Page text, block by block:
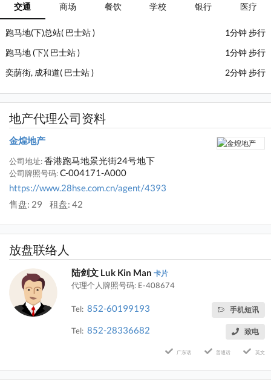
交通 商场 餐饮 学校 银行 医疗
跑马地(下)总站( 巴士站 )
1分钟 步行
跑马地 (下)( 巴士站 )
1分钟 步行
奕荫街, 成和道( 巴士站 )
2分钟 步行
地产代理公司资料
金煌地产
公司地址:香港跑马地景光街24号地下
公司牌照号码:C-004171-A000
https://www.28hse.com.cn/agent/4393
售盘: 29
租盘: 42
放盘联络人
陆剑文 Luk Kin Man卡片
代理个人牌照号码: E-408674
Tel: 852-60199193 手机短讯
Tel: 852-28336682 致电
广东话 普通话 英文